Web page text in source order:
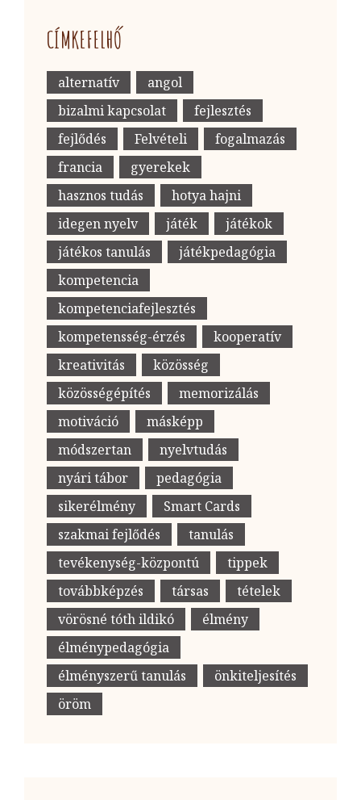
CÍMKEFELHŐ
alternatív
angol
bizalmi kapcsolat
fejlesztés
fejlődés
Felvételi
fogalmazás
francia
gyerekek
hasznos tudás
hotya hajni
idegen nyelv
játék
játékok
játékos tanulás
játékpedagógia
kompetencia
kompetenciafejlesztés
kompetensség-érzés
kooperatív
kreativitás
közösség
közösségépítés
memorizálás
motiváció
másképp
módszertan
nyelvtudás
nyári tábor
pedagógia
sikerélmény
Smart Cards
szakmai fejlődés
tanulás
tevékenység-központú
tippek
továbbképzés
társas
tételek
vörösné tóth ildikó
élmény
élménypedagógia
élményszerű tanulás
önkiteljesítés
öröm